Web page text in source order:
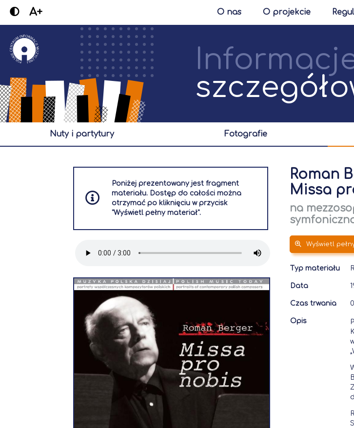
A+ O nas O projekcie
nuty i partytury fotografie
Poniżej prezentowany jest fragment
materiału. Dostęp do całości można
otrzymać po kliknięciu w przycisk
"Wyświetl pełny materiał".
Roman
Missa
na
Wyświetl
Typ materiału
Data
Czas trwania
Opis